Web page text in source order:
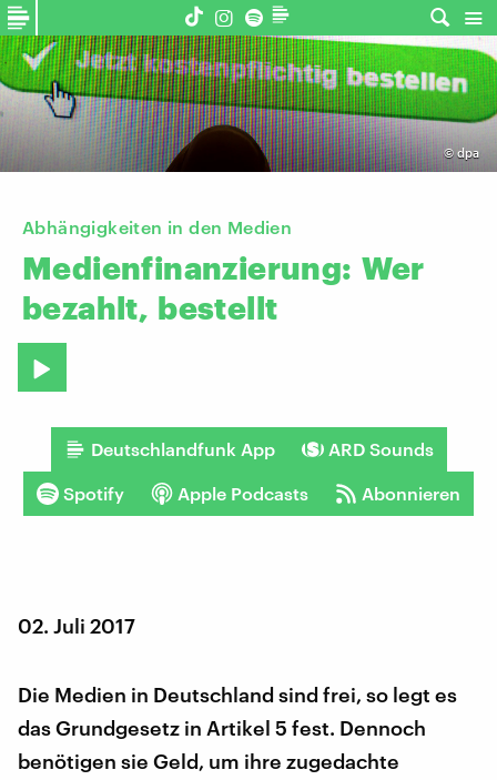
© dpa
Abhängigkeiten in den Medien
Medienfinanzierung: Wer
bezahlt, bestellt
Deutschlandfunk App ARD Sounds
Spotify Apple Podcasts Abonnieren
02. Juli 2017
Die Medien in Deutschland sind frei, so legt es
das Grundgesetz in Artikel 5 fest. Dennoch
benötigen sie Geld, um ihre zugedachte